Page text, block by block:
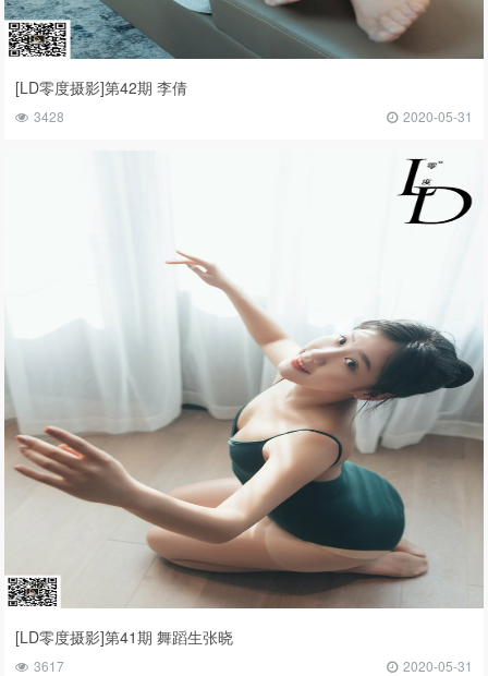
[LD零度摄影]第42期 李倩
3428 2020-05-31
[LD零度摄影]第41期 舞蹈生张晓
3617 2020-05-31